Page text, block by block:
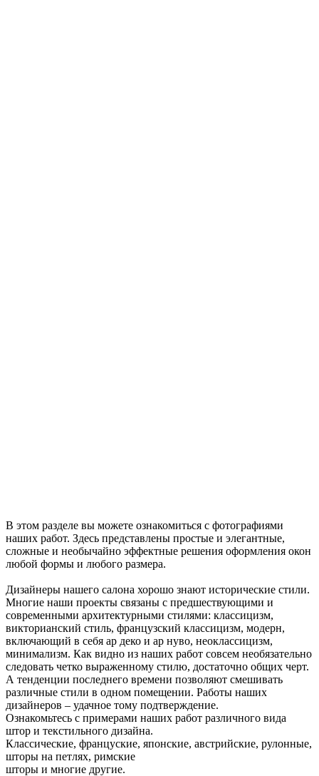
В этом разделе вы можете ознакомиться с фотографиями
наших работ. Здесь представлены простые и элегантные,
сложные и необычайно эффектные решения оформления окон
любой формы и любого размера.
Дизайнеры нашего салона хорошо знают исторические стили.
Многие наши проекты связаны с предшествующими и
современными архитектурными стилями: классицизм,
викторианский стиль, французский классицизм, модерн,
включающий в себя ар деко и ар нуво, неоклассицизм,
минимализм. Как видно из наших работ совсем необязательно
следовать четко выраженному стилю, достаточно общих черт.
А тенденции последнего времени позволяют смешивать
различные стили в одном помещении. Работы наших
дизайнеров – удачное тому подтверждение.
Ознакомьтесь с примерами наших работ различного вида
штор и текстильного дизайна.
Классические, француские, японские, австрийские, рулонные,
шторы на петлях, римские
шторы и многие другие.